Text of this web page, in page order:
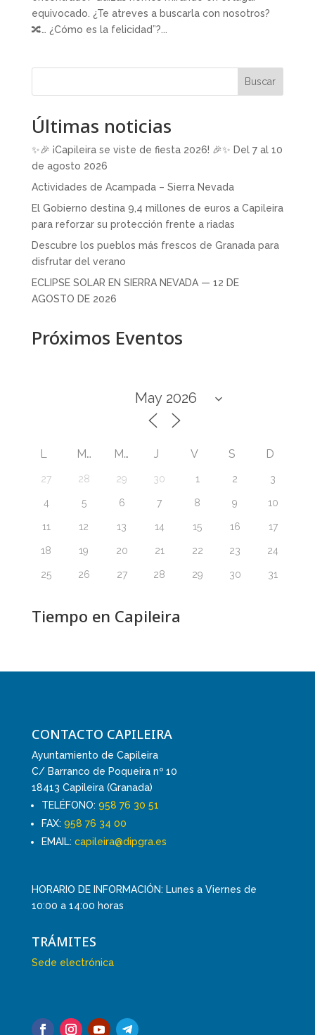
equivocado. ¿Te atreves a buscarla con nosotros?
🔀… ¿Cómo es la felicidad”?...
Buscar
Últimas noticias
✨🎉 ¡Capileira se viste de fiesta 2026! 🎉✨ Del 7 al 10
de agosto 2026
Actividades de Acampada – Sierra Nevada
El Gobierno destina 9,4 millones de euros a Capileira
para reforzar su protección frente a riadas
Descubre los pueblos más frescos de Granada para
disfrutar del verano
ECLIPSE SOLAR EN SIERRA NEVADA — 12 DE
AGOSTO DE 2026
Próximos Eventos
L M M J V S D
27 28 29 30 1 2 3
4 5 6 7 8 9 10
11 12 13 14 15 16 17
18 19 20 21 22 23 24
25 26 27 28 29 30 31
Tiempo en Capileira
CONTACTO CAPILEIRA
Ayuntamiento de Capileira
C/ Barranco de Poqueira nº 10
18413 Capileira (Granada)
TELÉFONO: 958 76 30 51
FAX: 958 76 34 00
EMAIL: capileira@dipgra.es
HORARIO DE INFORMACIÓN: Lunes a Viernes de
10:00 a 14:00 horas
TRÁMITES
Sede electrónica